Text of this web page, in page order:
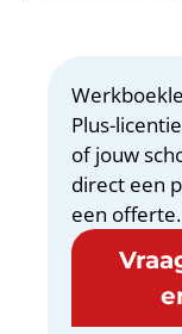
Plus-
of jouw
direct een
een offerte.